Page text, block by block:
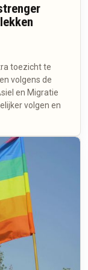
toezicht te
volgens de
en Migratie
volgen en